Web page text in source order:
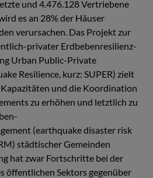
und 4.476.128 Vertriebene
es an 28% der Häuser
verursachen. Das Projekt zur
privater Erdbebenresilienz-
Urban Public-Private
Resilience, kurz: SUPER) zielt
und die Koordination
zu erhöhen und letztlich zu
(earthquake disaster risk
städtischer Gemeinden
hat zwar Fortschritte bei der
öffentlichen Sektors gegenüber